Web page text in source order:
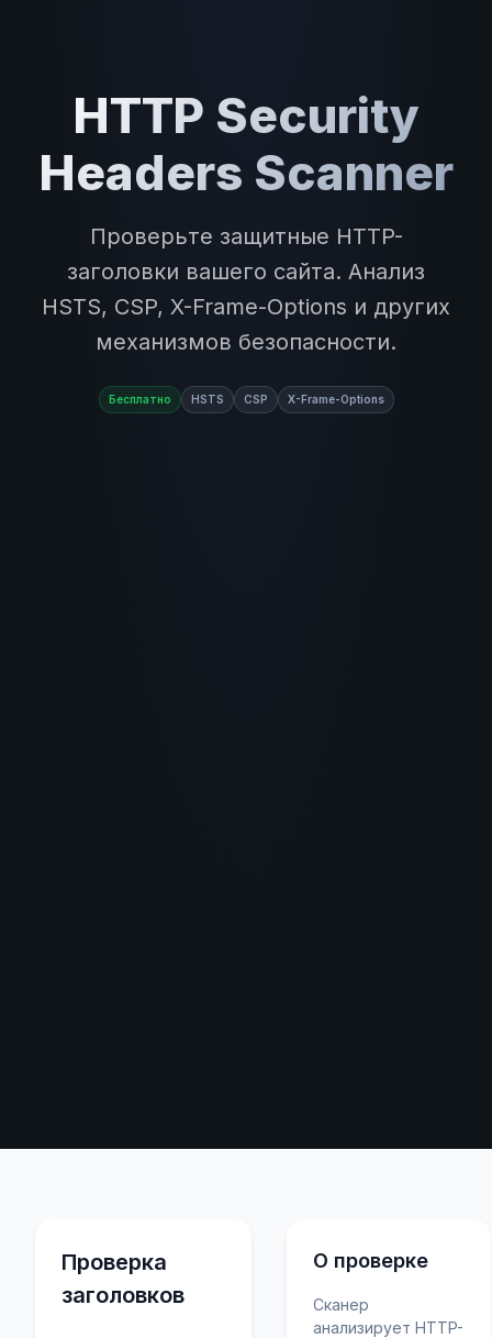
HTTP Security
Headers Scanner
Проверьте защитные HTTP-
заголовки вашего сайта. Анализ
HSTS, CSP, X-Frame-Options и других
механизмов безопасности.
Бесплатно HSTS CSP X-Frame-Options
Проверка
заголовков
О проверке
Сканер
анализирует HTTP-